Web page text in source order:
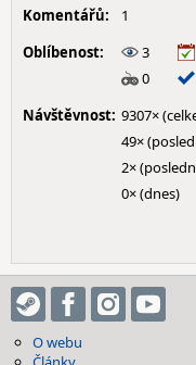
Komentářů:
1
Oblíbenost:
3
0
Návštěvnost: 9307×
49×
2×
0× (dnes)
O webu